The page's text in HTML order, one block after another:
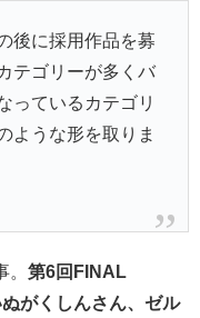
後に採用作品を募
テゴリーが多くバ
っているカテゴリ
ような形を取りま
第6回FINAL
がくしんさん、ゼル